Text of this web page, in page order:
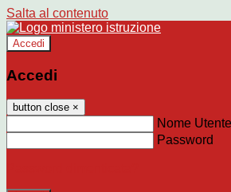
Salta al contenuto
Accedi
Accedi
button close ×
Nome Utente
Password